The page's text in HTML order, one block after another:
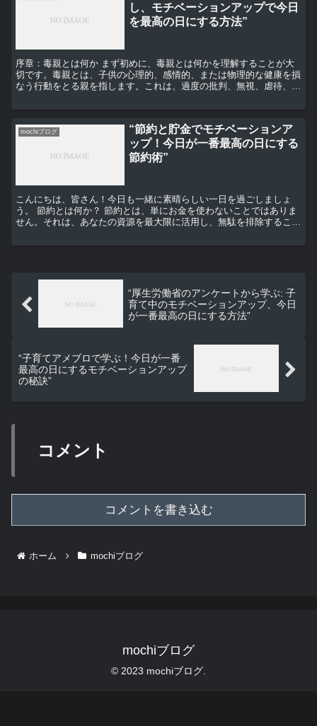
し、モチベーションアップで今日
を最高の日にする方法”
序章：毒親とは何か まず初めに、毒親とは何かを理解することが大
切です。毒親とは、子供の心理的、感情的、または物理的な健康を損
なう行動をとる親を指します。これは、過度の批判、無視、虐待、ネ
mochiブログ
“節約と貯金でモチベーションア
ップ！今日が一番最高の日にする
節約術”
こんにちは、皆さん！今日も一緒に素晴らしい一日を過ごしましょ
う。 節約とは何か？ 節約とは、単にお金を使わないことではありま
せん。それは、あなたの資源を最大限に活用し、無駄を排除すること
“厚生労働省のアンケートから学ぶ: 子
育て中のモチベーションアップ、今日
が一番最高の日にする方法”
“子育てアメブロで学ぶ！今日が一番
最高の日にするモチベーションアップ
の秘訣”
コメント
コメントを書き込む
ホーム mochiブログ
mochiブログ
© 2023 mochiブログ.